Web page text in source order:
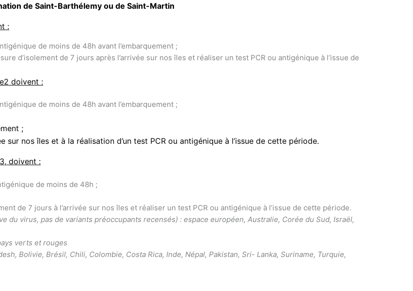
de Saint-Barthélemy ou de Saint-Martin
:
de moins de 48h avant l’embarquement ;
d’isolement de 7 jours après l’arrivée sur nos îles et réaliser un test PCR ou antigénique à l’issue de
doivent :
de moins de 48h avant l’embarquement ;
;
sur nos îles et à la réalisation d’un test PCR ou antigénique à l’issue de cette période.
doivent :
de moins de 48h ;
de 7 jours à l’arrivée sur nos îles et réaliser un test PCR ou antigénique à l’issue de cette période.
du virus, pas de variants préoccupants recensés) : espace européen, Australie, Corée du Sud, Israël,
verts et rouges
Bolivie, Brésil, Chili, Colombie, Costa Rica, Inde, Népal, Pakistan, Sri- Lanka, Suriname, Turquie,